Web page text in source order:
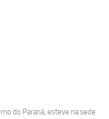
do Paraná, esteve na sede